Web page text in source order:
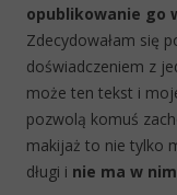
opublikowanie go
Zdecydowałam się
doświadczeniem z
może ten tekst i
pozwolą komuś
makijaż to nie tylko
długi i nie ma w